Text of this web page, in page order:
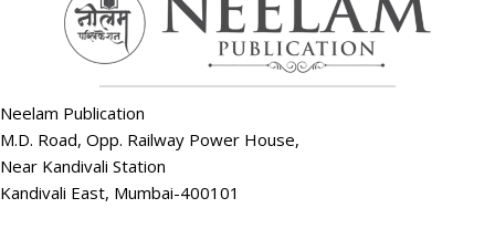
Neelam Publication
M.D. Road, Opp. Railway Power House,
Near Kandivali Station
Kandivali East, Mumbai-400101